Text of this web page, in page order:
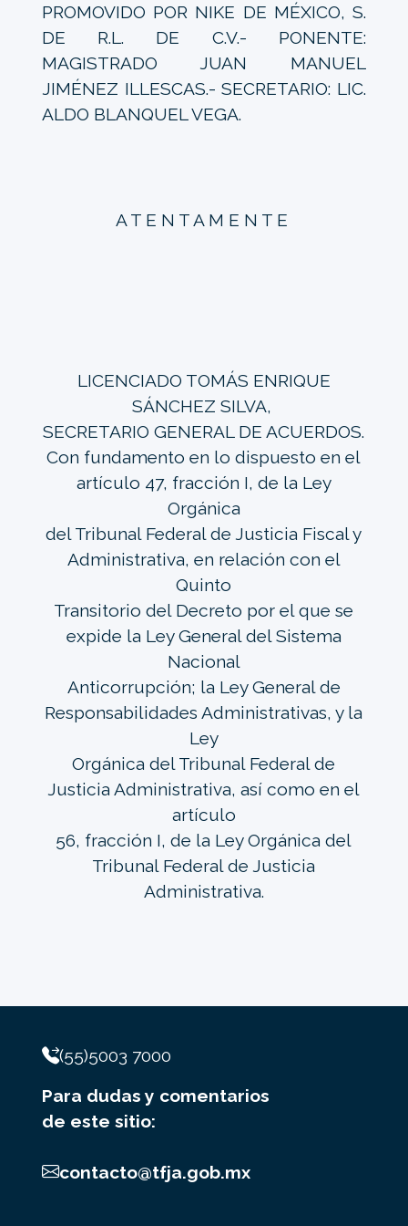
PROMOVIDO POR NIKE DE MÉXICO, S.
DE R.L. DE C.V.- PONENTE:
MAGISTRADO JUAN MANUEL
JIMÉNEZ ILLESCAS.- SECRETARIO: LIC.
ALDO BLANQUEL VEGA.
A T E N T A M E N T E
LICENCIADO TOMÁS ENRIQUE
SÁNCHEZ SILVA,
SECRETARIO GENERAL DE ACUERDOS.
Con fundamento en lo dispuesto en el
artículo 47, fracción I, de la Ley
Orgánica
del Tribunal Federal de Justicia Fiscal y
Administrativa, en relación con el
Quinto
Transitorio del Decreto por el que se
expide la Ley General del Sistema
Nacional
Anticorrupción; la Ley General de
Responsabilidades Administrativas, y la
Ley
Orgánica del Tribunal Federal de
Justicia Administrativa, así como en el
artículo
56, fracción I, de la Ley Orgánica del
Tribunal Federal de Justicia
Administrativa.
(55)5003 7000
Para dudas y comentarios
de este sitio:
contacto@tfja.gob.mx